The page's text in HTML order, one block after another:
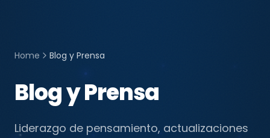
Home Blog y Prensa
Blog y Prensa
Liderazgo de pensamiento, actualizaciones